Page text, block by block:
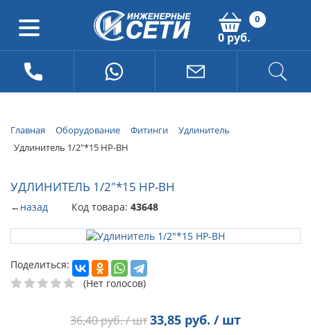
0
0 руб.
Главная Оборудование Фитинги
Удлинитель
Удлинитель 1/2"*15 НР-ВН
УДЛИНИТЕЛЬ 1/2"*15 НР-ВН
←назад Код товара: 43648
Поделиться:
(Нет голосов)
36,40руб. / шт33,85 руб. / шт